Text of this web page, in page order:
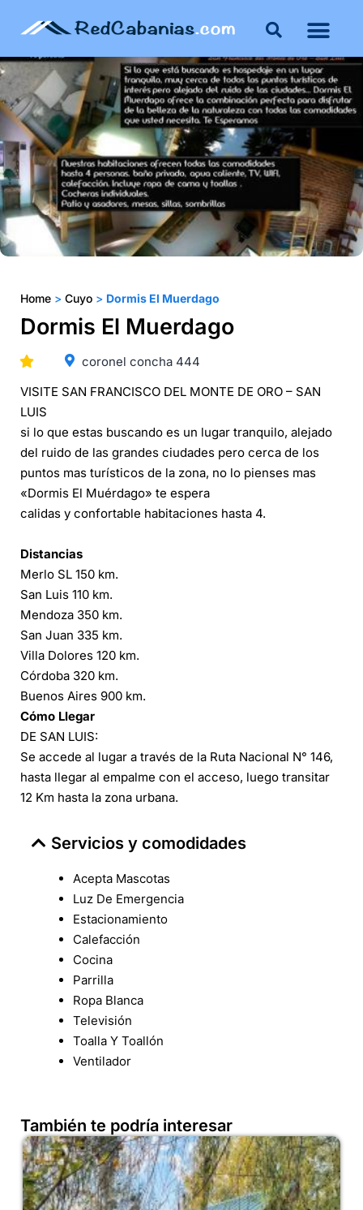
Home > Cuyo > Dormis El Muerdago
Dormis El Muerdago
coronel concha 444
VISITE SAN FRANCISCO DEL MONTE DE ORO – SAN
LUIS
si lo que estas buscando es un lugar tranquilo, alejado
del ruido de las grandes ciudades pero cerca de los
puntos mas turísticos de la zona, no lo pienses mas
«Dormis El Muérdago» te espera
calidas y confortable habitaciones hasta 4.
Distancias
Merlo SL 150 km.
San Luis 110 km.
Mendoza 350 km.
San Juan 335 km.
Villa Dolores 120 km.
Córdoba 320 km.
Buenos Aires 900 km.
Cómo Llegar
DE SAN LUIS:
Se accede al lugar a través de la Ruta Nacional N° 146,
hasta llegar al empalme con el acceso, luego transitar
12 Km hasta la zona urbana.
Servicios y comodidades
Acepta Mascotas
Luz De Emergencia
Estacionamiento
Calefacción
Cocina
Parrilla
Ropa Blanca
Televisión
Toalla Y Toallón
Ventilador
También te podría interesar